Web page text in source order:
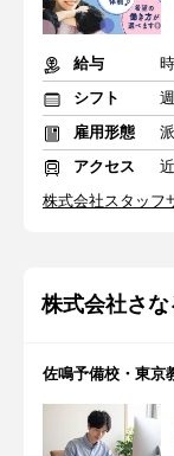
給与
シフト
雇用形態
アクセス
株式会社スタッフ
株式会社さ
佐鳴予備校・東京